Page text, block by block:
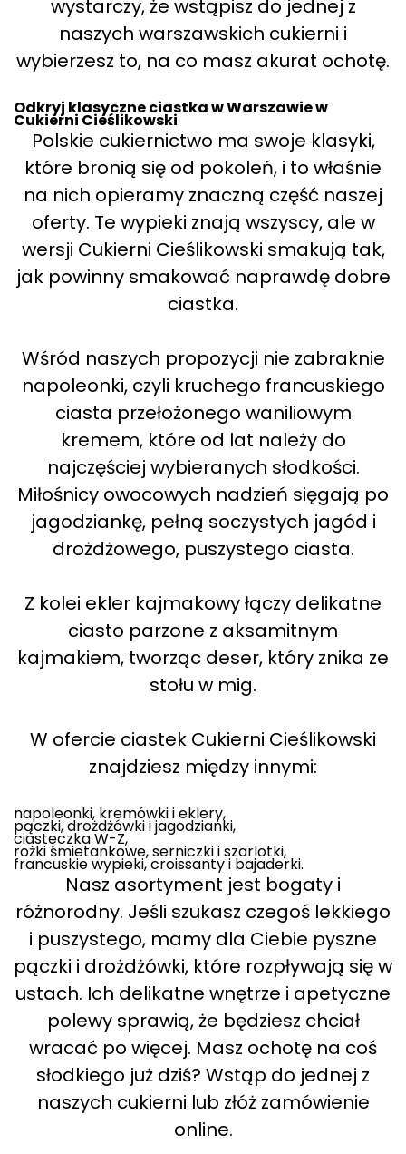
wystarczy, że wstąpisz do jednej z
naszych warszawskich cukierni i
wybierzesz to, na co masz akurat ochotę.
Odkryj klasyczne ciastka w Warszawie w
Cukierni Cieślikowski
Polskie cukiernictwo ma swoje klasyki,
które bronią się od pokoleń, i to właśnie
na nich opieramy znaczną część naszej
oferty. Te wypieki znają wszyscy, ale w
wersji Cukierni Cieślikowski smakują tak,
jak powinny smakować naprawdę dobre
ciastka.
Wśród naszych propozycji nie zabraknie
napoleonki, czyli kruchego francuskiego
ciasta przełożonego waniliowym
kremem, które od lat należy do
najczęściej wybieranych słodkości.
Miłośnicy owocowych nadzień sięgają po
jagodziankę, pełną soczystych jagód i
drożdżowego, puszystego ciasta.
Z kolei ekler kajmakowy łączy delikatne
ciasto parzone z aksamitnym
kajmakiem, tworząc deser, który znika ze
stołu w mig.
W ofercie ciastek Cukierni Cieślikowski
znajdziesz między innymi:
napoleonki, kremówki i eklery,
pączki, drożdżówki i jagodzianki,
ciasteczka W-Z,
rożki śmietankowe, serniczki i szarlotki,
francuskie wypieki, croissanty i bajaderki.
Nasz asortyment jest bogaty i
różnorodny. Jeśli szukasz czegoś lekkiego
i puszystego, mamy dla Ciebie pyszne
pączki i drożdżówki, które rozpływają się w
ustach. Ich delikatne wnętrze i apetyczne
polewy sprawią, że będziesz chciał
wracać po więcej. Masz ochotę na coś
słodkiego już dziś? Wstąp do jednej z
naszych cukierni lub złóż zamówienie
online.